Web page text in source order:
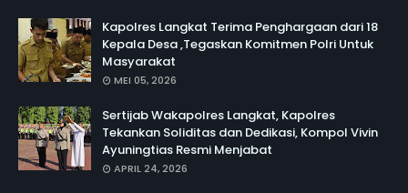
Kapolres Langkat Terima Penghargaan dari 18
Kepala Desa ,Tegaskan Komitmen Polri Untuk
Masyarakat
MEI 05, 2026
Sertijab Wakapolres Langkat, Kapolres
Tekankan Soliditas dan Dedikasi, Kompol Vivin
Ayuningtias Resmi Menjabat
APRIL 24, 2026